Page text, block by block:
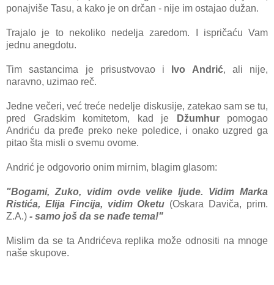
ponajviše Tasu, a kako je on drčan - nije im ostajao dužan.
Trajalo je to nekoliko nedelja zaredom. I ispričaću Vam
jednu anegdotu.
Tim sastancima je prisustvovao i Ivo Andrić, ali nije,
naravno, uzimao reč.
Jedne večeri, već treće nedelje diskusije, zatekao sam se tu,
pred Gradskim komitetom, kad je
Džumhurpomogao
Andriću da pređe preko neke poledice, i onako uzgred ga
pitao šta misli o svemu ovome.
Andrić je odgovorio onim mirnim, blagim glasom:
"Bogami, Zuko, vidim ovde velike ljude. Vidim Marka
Ristića, Elija Fincija, vidim Oketu (Oskara Daviča, prim.
Z.A.) - samo još da se nađe tema!"
Mislim da se ta Andrićeva replika može odnositi na mnoge
naše skupove.